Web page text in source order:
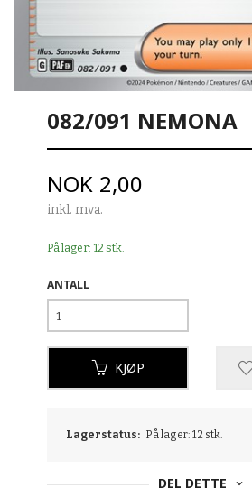
082/091 NEMONA
Pris
NOK 2,00
inkl. mva.
På lager: 12 stk.
ANTALL
KJØP
Lagerstatus: På lager: 12 stk.
DEL DETTE